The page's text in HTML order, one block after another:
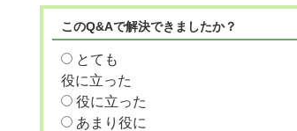
このQ&Aで解決できましたか？
とても
役に立った
役に立った
あまり役に